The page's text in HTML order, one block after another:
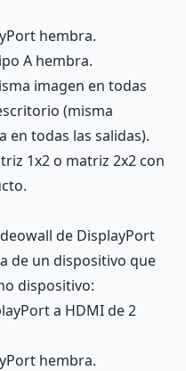
hembra.
A hembra.
imagen en todas
(misma
en todas las salidas).
1x2 o matriz 2x2 con
de DisplayPort
de un dispositivo que
dispositivo:
a HDMI de 2
hembra.